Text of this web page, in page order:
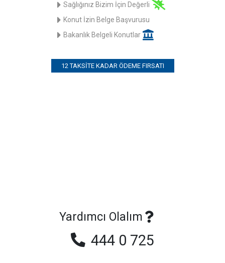
Sağlığınız Bizim İçin Değerli
Konut İzin Belge Başvurusu
Bakanlık Belgeli Konutlar
12 TAKSITE KADAR ÖDEME FIRSATI
Yardımcı Olalım
444 0 725